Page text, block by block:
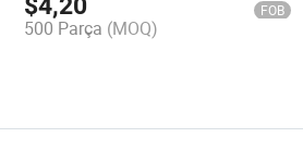
$4,20 FOB
500 Parça (MOQ)